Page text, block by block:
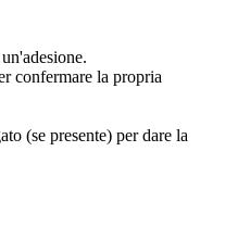
confermare la propria
(se presente) per dare la